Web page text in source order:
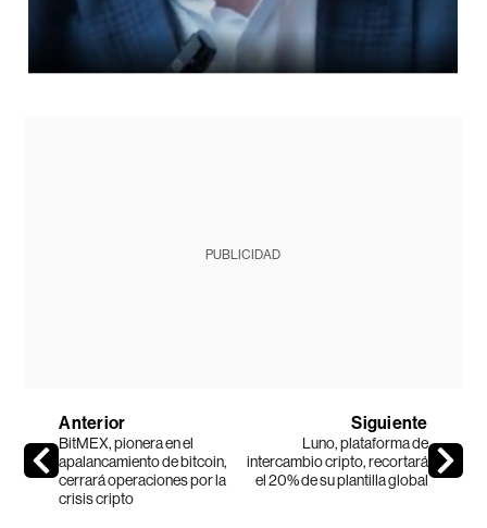
PUBLICIDAD
Anterior
BitMEX, pionera en el
apalancamiento de bitcoin,
cerrará operaciones por la
crisis cripto
Siguiente
Luno, plataforma de
intercambio cripto, recortará
el 20% de su plantilla global